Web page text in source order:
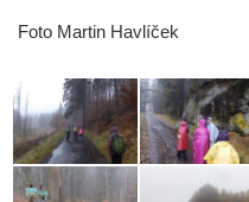
Foto Martin Havlíček